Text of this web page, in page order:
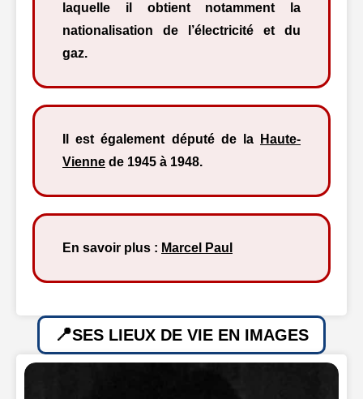
laquelle il obtient notamment la
nationalisation de l’électricité et du
gaz.
Il est également député de la
Haute-
Vienne de 1945 à 1948.
En savoir plus : Marcel Paul
SES LIEUX DE VIE EN IMAGES